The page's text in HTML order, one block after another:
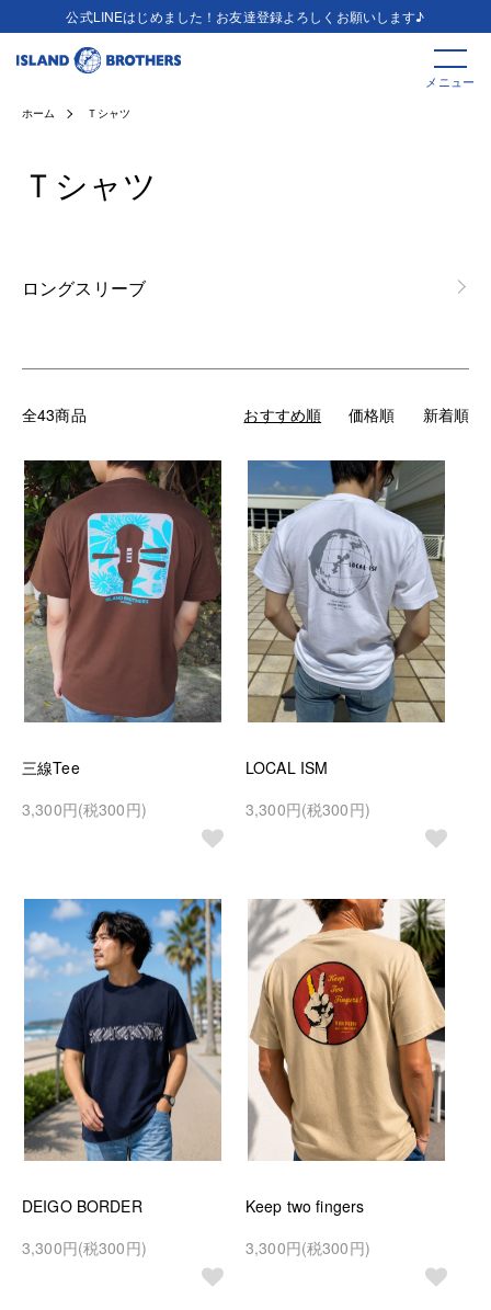
公式LINEはじめました！お友達登録よろしくお願いします♪
メニュー
ホーム Ｔシャツ
Ｔシャツ
ロングスリーブ
全43商品 おすすめ順 価格順 新着順
三線Tee
3,300円(税300円)
LOCAL ISM
3,300円(税300円)
DEIGO BORDER
3,300円(税300円)
Keep two fingers
3,300円(税300円)